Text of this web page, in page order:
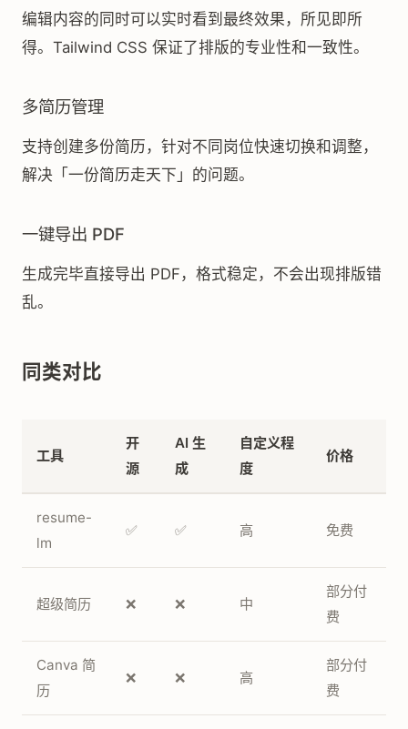
编辑内容的同时可以实时看到最终效果，所见即所
得。Tailwind CSS 保证了排版的专业性和一致性。
多简历管理
支持创建多份简历，针对不同岗位快速切换和调整，
解决「一份简历走天下」的问题。
一键导出 PDF
生成完毕直接导出 PDF，格式稳定，不会出现排版错
乱。
同类对比
工具
开
源
AI 生
成
自定义程
度
价格
resume-
lm
✅ ✅ 高 免费
超级简历 ❌ ❌ 中
部分付
费
Canva 简
历
❌ ❌ 高
部分付
费